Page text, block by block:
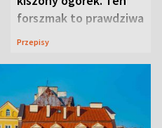
forszmak to prawdziwa
uczta
Przepisy